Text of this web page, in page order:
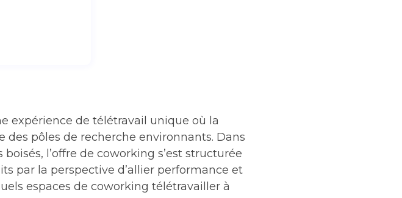
expérience de télétravail unique où la
pôles de recherche environnants. Dans
l’offre de coworking s’est structurée
par la perspective d’allier performance et
espaces de coworking télétravailler à